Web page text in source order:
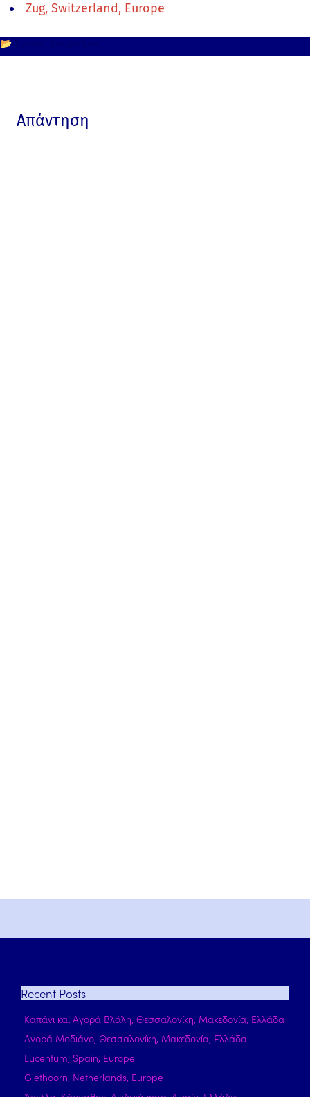
Zug, Switzerland, Europe
📂
Απάντηση
Recent Posts
Καπάνι και Αγορά Βλάλη, Θεσσαλονίκη, Μακεδονία, Ελλάδα
Αγορά Μοδιάνο, Θεσσαλονίκη, Μακεδονία, Ελλάδα
Lucentum, Spain, Europe
Giethoorn, Netherlands, Europe